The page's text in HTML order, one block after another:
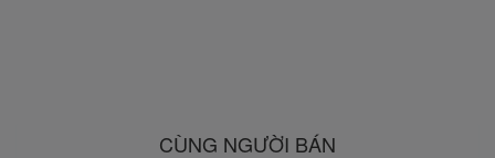
CÙNG NGƯỜI BÁN